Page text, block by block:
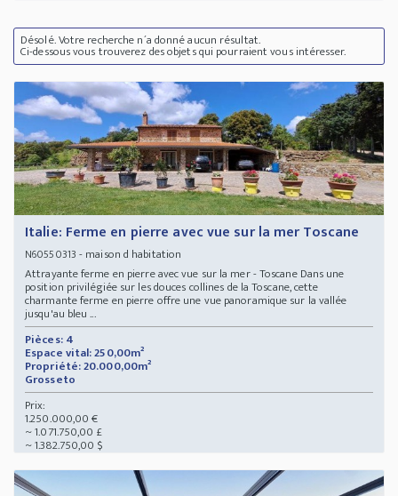
Désolé. Votre recherche n´a donné aucun résultat.
Ci-dessous vous trouverez des objets qui pourraient vous intéresser.
Italie: Ferme en pierre avec vue sur la mer Toscane
N60550313 - maison d habitation
Attrayante ferme en pierre avec vue sur la mer - Toscane Dans une
position privilégiée sur les douces collines de la Toscane, cette
charmante ferme en pierre offre une vue panoramique sur la vallée
jusqu'au bleu ...
Pièces: 4
Espace vital: 250,00m²
Propriété: 20.000,00m²
Grosseto
Prix:
1.250.000,00 €
~ 1.071.750,00 £
~ 1.382.750,00 $